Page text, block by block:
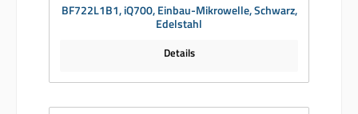
BF722L1B1, iQ700, Einbau-Mikrowelle, Schwarz,
Edelstahl
Details